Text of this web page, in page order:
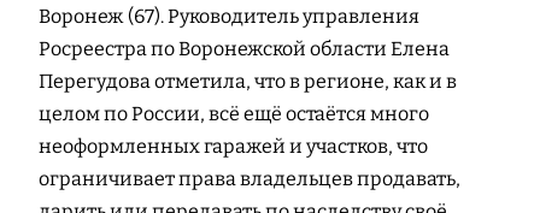
Воронеж (67). Руководитель управления
Росреестра по Воронежской области Елена
Перегудова отметила, что в регионе, как и в
целом по России, всё ещё остаётся много
неоформленных гаражей и участков, что
ограничивает права владельцев продавать,